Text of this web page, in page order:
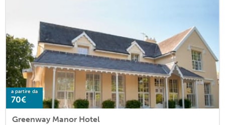
a partire da
70€
Greenway Manor Hotel